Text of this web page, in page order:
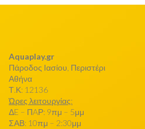
Aquaplay.gr
Πάροδος Ιασίου, Περιστέρι
Αθήνα
Τ.Κ: 12136
Ώρες λειτουργίας:
ΔE – ΠAΡ: 9πμ – 5μμ
ΣΑΒ: 10πμ – 2:30μμ